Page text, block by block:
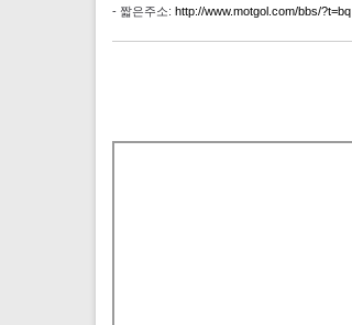
- 짧은주소: http://www.motgol.com/bbs/?t=bq